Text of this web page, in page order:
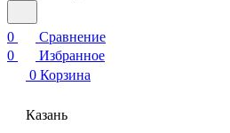
0
Сравнение
0
Избранное
0 Корзина
Казань